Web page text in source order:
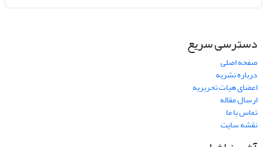
دسترسی سریع
صفحه اصلی
درباره نشریه
اعضای هیات تحریریه
ارسال مقاله
تماس با ما
نقشه سایت